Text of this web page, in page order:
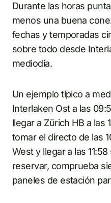
Durante las horas
menos una buena
fechas y temporadas
sobre todo desde
mediodía.
Un ejemplo típico a
Interlaken Ost a las
llegar a Zürich HB a las
tomar el directo de las
West y llegar a las
reservar, comprueba
paneles de estación